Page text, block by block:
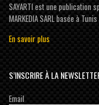
SAYARTI est une publication
MARKEDIA SARL basée à
En savoir plus
S’INSCRIRE À LA
Email